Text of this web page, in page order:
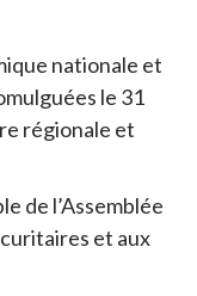
nationale et
le 31
régionale et
de l’Assemblée
et aux